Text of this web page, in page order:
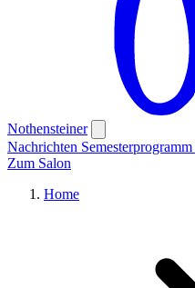
Nothensteiner
Nachrichten Semesterprogramm
Zum Salon
Home